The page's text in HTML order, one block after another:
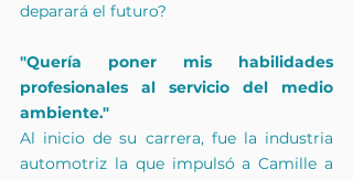
deparará el futuro?
"Quería poner mis habilidades
profesionales al servicio del medio
ambiente."
Al inicio de su carrera, fue la industria
automotriz la que impulsó a Camille a